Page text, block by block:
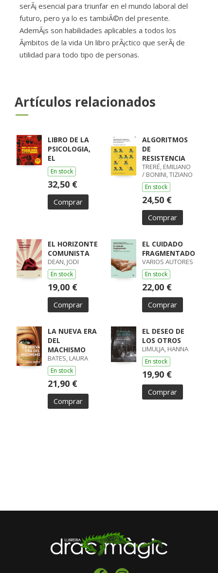
serÃ¡ esencial para triunfar en el mundo laboral del
futuro, pero ya lo es tambiÃ©n del presente.
AdemÃ¡s son habilidades aplicables a todos los
Ã¡mbitos de la vida Un libro prÃ¡ctico que serÃ¡ de
utilidad para todo tipo de personas.
Artículos relacionados
LIBRO DE LA
PSICOLOGIA,
EL
En stock
32,50 €
Comprar
ALGORITMOS
DE
RESISTENCIA
TRERÉ, EMILIANO
/ BONINI, TIZIANO
En stock
24,50 €
Comprar
EL HORIZONTE
COMUNISTA
DEAN, JODI
En stock
19,00 €
Comprar
EL CUIDADO
FRAGMENTADO
VARIOS AUTORES
En stock
22,00 €
Comprar
LA NUEVA ERA
DEL
MACHISMO
BATES, LAURA
En stock
21,90 €
Comprar
EL DESEO DE
LOS OTROS
LIMULJA, HANNA
En stock
19,90 €
Comprar